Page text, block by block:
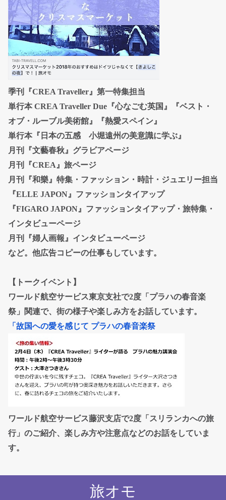
季刊『CREA Traveller』第一特集担当
単行本 CREA Traveller Due『心なごむ英国』『ベスト・
オブ・ルーブル美術館』『熱愛スペイン』
単行本『日本の五感 小堀遠州の美意識に学ぶ』
月刊『文藝春秋』グラビアページ
月刊『CREA』旅ページ
月刊『和樂』特集・ファッション・時計・ジュエリー担当
『ELLE JAPON』ファッションタイアップ
『FIGARO JAPON』ファッションタイアップ・旅特集・
インタビューページ
月刊『婦人画報』インタビューページ
など。他広告コピーの仕事もしています。
【トークイベント】
ワールド航空サービス東京支社で2度「プラハの春音楽
祭」関連で、街の様子や楽しみ方をお話しています。
「故国への愛を感じて プラハの春音楽祭
ワールド航空サービス藤沢支店で2度「スリランカへの旅
行」のご紹介、楽しみ方や注意点などのお話をしていま
す。
旅オモ